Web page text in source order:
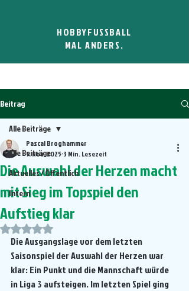
HOBBYFUSSBALL
MAL ANDERS.
Beitrag
Alle Beiträge
Aktuelles / Öffentlich
Intern
Alle Beiträge
Die Auswahl der Herzen macht
mit Sieg im Topspiel den
Aufstieg klar
Pascal Broghammer
5. Nov. 2025 3 Min. Lesezeit
Mit NaN von 5 Sternen bewertet.
Die Ausgangslage vor dem letzten
Saisonspiel der Auswahl der Herzen war
klar: Ein Punkt und die Mannschaft würde
in Liga 3 aufsteigen. Im letzten Spiel ging